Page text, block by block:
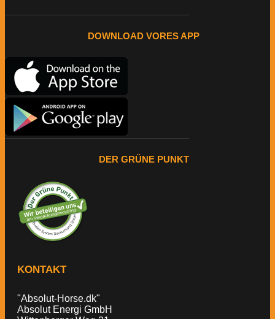
DOWNLOAD VORES APP
DER GRÜNE PUNKT
KONTAKT
"Absolut-Horse.dk"
Absolut Energi GmbH